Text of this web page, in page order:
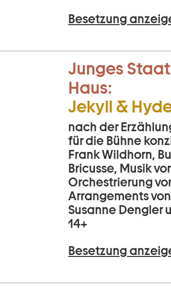
Besetzung
Junges
Haus:
Jekyll &
nach der
für die Bühne
Frank Wildhorn,
Bricusse, Musik
Orchestrierung
Arrangements
Susanne Dengler
14+
Besetzung